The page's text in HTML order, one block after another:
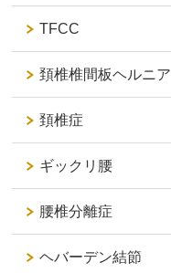
TFCC
頚椎椎間板ヘルニア
頚椎症
ギックリ腰
腰椎分離症
ヘバーデン結節